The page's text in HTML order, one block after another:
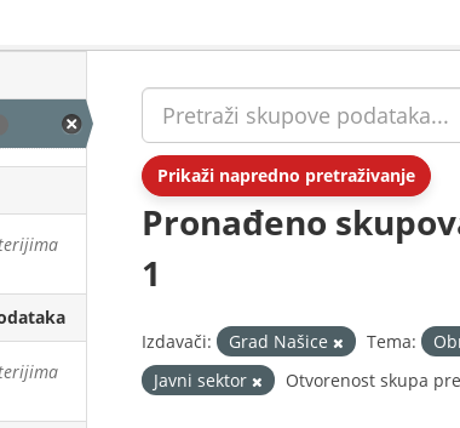
Prikaži napredno pretraživanje
Pronađeno
1
Izdavači: Grad Našice Tema:
Javni sektor
Otvorenost skupa